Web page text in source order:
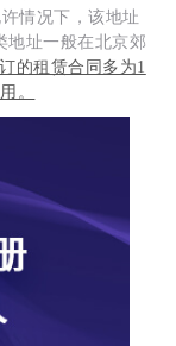
情况下，该地址
地址一般在北京郊
的租赁合同多为1
。